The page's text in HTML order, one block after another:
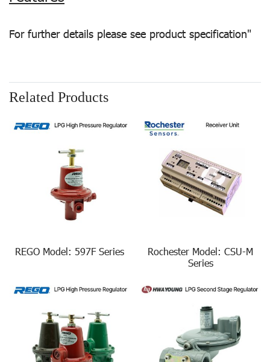
For further details please see product specification"
Related Products
REGO Model: 597F Series
Rochester Model: CSU-M
Series